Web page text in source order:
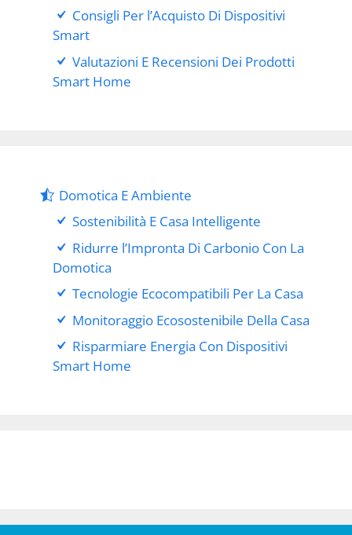
Consigli Per l’Acquisto Di Dispositivi
Smart
Valutazioni E Recensioni Dei Prodotti
Smart Home
Domotica E Ambiente
Sostenibilità E Casa Intelligente
Ridurre l’Impronta Di Carbonio Con La
Domotica
Tecnologie Ecocompatibili Per La Casa
Monitoraggio Ecosostenibile Della Casa
Risparmiare Energia Con Dispositivi
Smart Home